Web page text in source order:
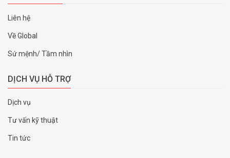
Liên hệ
Về Global
Sứ mệnh/ Tầm nhìn
DỊCH VỤ HỖ TRỢ
Dịch vụ
Tư vấn kỹ thuật
Tin tức